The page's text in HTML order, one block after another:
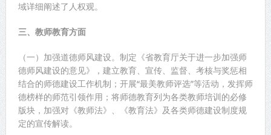
域详细阐述了人权观。
三、教师教育方面
（一）加强道德师风建设。制定《省教育厅关于进一步加强师
德师风建设的意见》，建立教育、宣传、监督、考核与奖惩相
结合的师德建设工作机制；开展“最美教师评选”等活动，发挥师
德榜样的师范引领作用；将师德教育列为各类教师培训的必修
版块，加强对《教师法》、《教育法》及各类师德建设制度规
定的宣传解读。